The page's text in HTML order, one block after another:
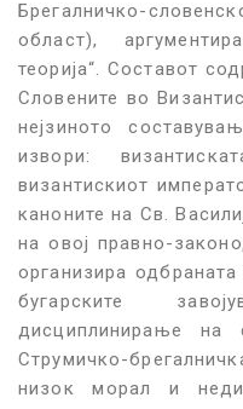
Брегалничко-
област),
теорија“. Составот
Словените во
нејзиното
извори:
византискиот
каноните на Св.
на овој правно-
организира
бугарските
дисциплинирање на
Струмичко-
низок морал и